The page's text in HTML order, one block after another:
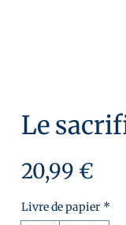
Le
20,99 €
Livre de papier *